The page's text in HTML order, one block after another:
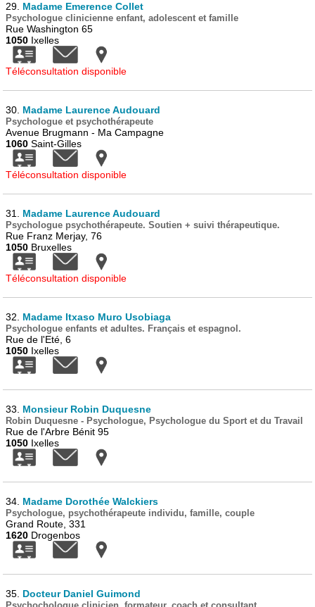
29. Madame Emerence Collet
Psychologue clinicienne enfant, adolescent et famille
Rue Washington 65
1050 Ixelles
Téléconsultation disponible
30. Madame Laurence Audouard
Psychologue et psychothérapeute
Avenue Brugmann - Ma Campagne
1060 Saint-Gilles
Téléconsultation disponible
31. Madame Laurence Audouard
Psychologue psychothérapeute. Soutien + suivi thérapeutique.
Rue Franz Merjay, 76
1050 Bruxelles
Téléconsultation disponible
32. Madame Itxaso Muro Usobiaga
Psychologue enfants et adultes. Français et espagnol.
Rue de l'Eté, 6
1050 Ixelles
33. Monsieur Robin Duquesne
Robin Duquesne - Psychologue, Psychologue du Sport et du Travail
Rue de l'Arbre Bénit 95
1050 Ixelles
34. Madame Dorothée Walckiers
Psychologue, psychothérapeute individu, famille, couple
Grand Route, 331
1620 Drogenbos
35. Docteur Daniel Guimond